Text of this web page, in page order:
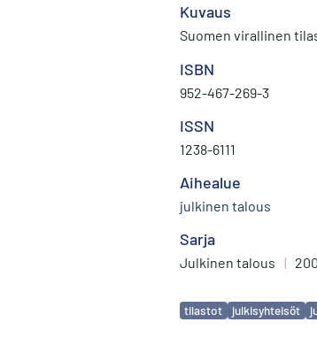
Kuvaus
Suomen virallinen
ISBN
952-467-269-3
ISSN
1238-6111
Aihealue
julkinen talous
Sarja
Julkinen talous |
Avainsanat
tilastot julkisyhteisöt